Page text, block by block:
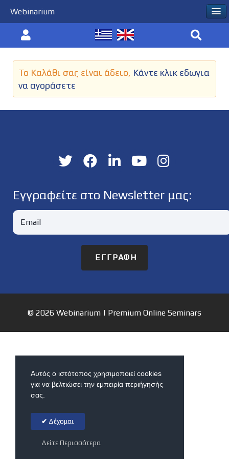
Το Καλάθι σας είναι άδειο, Κάντε κλικ εδωγια
να αγοράσετε
Εγγραφείτε στο Newsletter μας:
ΕΓΓΡΑΦΉ
© 2026 Webinarium | Premium Online Seminars
Αυτός ο ιστότοπος χρησιμοποιεί cookies
για να βελτιώσει την εμπειρία περιήγησής
σας.
Δέχομαι
Δείτε Περισσότερα
Webinarium